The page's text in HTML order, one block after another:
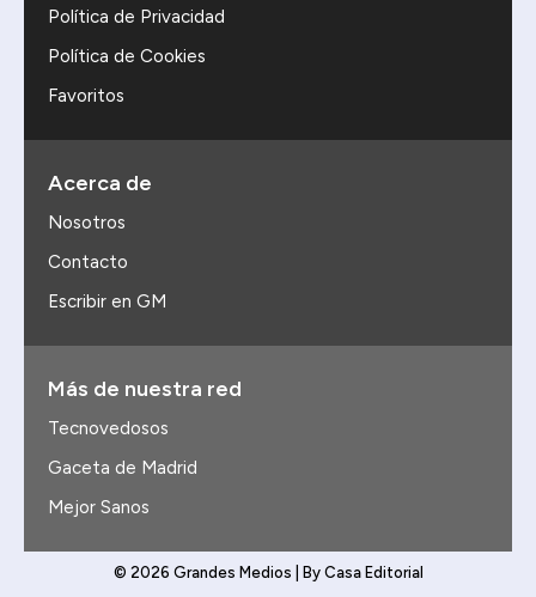
Política de Privacidad
Política de Cookies
Favoritos
Acerca de
Nosotros
Contacto
Escribir en GM
Más de nuestra red
Tecnovedosos
Gaceta de Madrid
Mejor Sanos
© 2026 Grandes Medios | By Casa Editorial